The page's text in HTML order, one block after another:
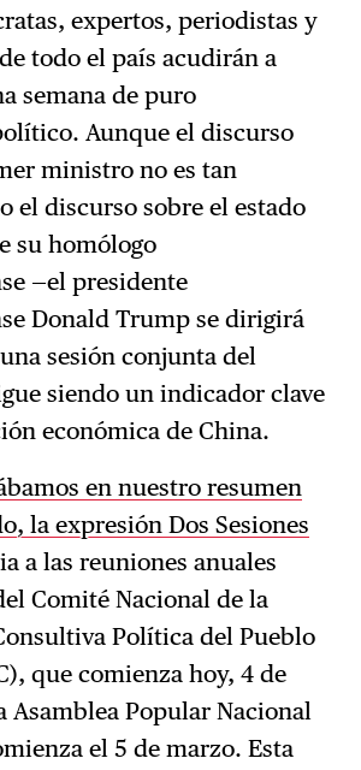
expertos, periodistas y
todo el país acudirán a
semana de puro
Aunque el discurso
ministro no es tan
el discurso sobre el estado
su homólogo
—el presidente
Donald Trump se dirigirá
sesión conjunta del
siendo un indicador clave
económica de China.
en nuestro resumen
la expresión Dos Sesiones
a las reuniones anuales
Comité Nacional de la
Política del Pueblo
que comienza hoy, 4 de
Asamblea Popular Nacional
el 5 de marzo. Esta